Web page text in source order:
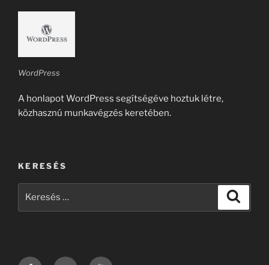
WordPress
A honlapot WordPress segítségéve hoztuk létre,
közhasznú munkavégzés keretében.
KERESÉS